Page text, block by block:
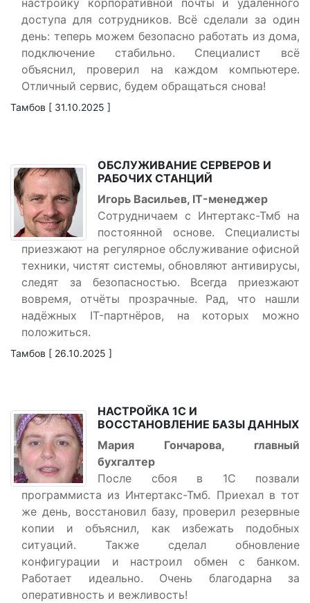
настройку корпоративной почты и удалённого
доступа для сотрудников. Всё сделали за один
день: теперь можем безопасно работать из дома,
подключение стабильно. Специалист всё
объяснил, проверил на каждом компьютере.
Отличный сервис, будем обращаться снова!
Тамбов [ 31.10.2025 ]
ОБСЛУЖИВАНИЕ СЕРВЕРОВ И
РАБОЧИХ СТАНЦИЙ
Игорь Васильев, IT-менеджер
Сотрудничаем с Интертакс-Тмб на
постоянной основе. Специалисты
приезжают на регулярное обслуживание офисной
техники, чистят системы, обновляют антивирусы,
следят за безопасностью. Всегда приезжают
вовремя, отчёты прозрачные. Рад, что нашли
надёжных IT-партнёров, на которых можно
положиться.
Тамбов [ 26.10.2025 ]
НАСТРОЙКА 1С И
ВОССТАНОВЛЕНИЕ БАЗЫ ДАННЫХ
Мария Гончарова, главный
бухгалтер
После сбоя в 1С позвали
программиста из Интертакс-Тмб. Приехал в тот
же день, восстановил базу, проверил резервные
копии и объяснил, как избежать подобных
ситуаций. Также сделал обновление
конфигурации и настроил обмен с банком.
Работает идеально. Очень благодарна за
оперативность и вежливость!